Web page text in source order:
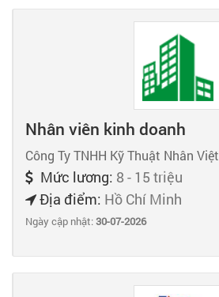
Nhân viên kinh doanh
Công Ty TNHH Kỹ Thuật Nhân Việt
Mức lương: 8 - 15 triệu
Địa điểm: Hồ Chí Minh
Ngày cập nhật:30-07-2026